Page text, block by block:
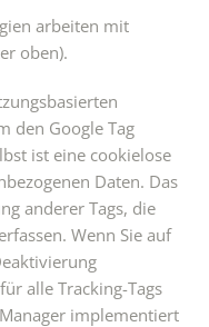
arbeiten mit
oben).
den Google Tag
ist eine cookielose
Daten. Das
anderer Tags, die
Wenn Sie auf
alle Tracking-Tags
implementiert